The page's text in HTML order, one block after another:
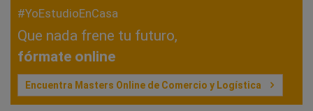
#YoEstudioEnCasa
Que nada frene tu futuro,
fórmate online
Encuentra Masters Online de Comercio y Logística